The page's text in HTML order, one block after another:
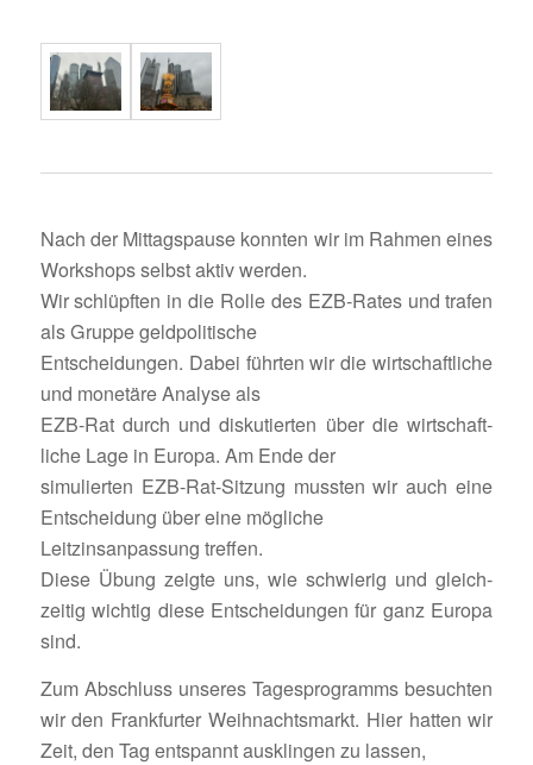
Nach der Mittags­pause konnten wir im Rahmen eines
Work­shops selbst aktiv werden.
Wir schlüpften in die Rolle des EZB-Rates und trafen
als Gruppe geldpolitische
Entschei­dungen. Dabei führten wir die wirt­schaft­liche
und mone­täre Analyse als
EZB-Rat durch und disku­tierten über die wirt­schaft­
liche Lage in Europa. Am Ende der
simu­lierten EZB-Rat-Sitzung mussten wir auch eine
Entschei­dung über eine mögliche
Leitz­ins­an­pas­sung treffen.
Diese Übung zeigte uns, wie schwierig und gleich­
zeitig wichtig diese Entschei­dungen für ganz Europa
sind.
Zum Abschluss unseres Tages­pro­gramms besuchten
wir den Frank­furter Weih­nachts­markt. Hier hatten wir
Zeit, den Tag entspannt ausklingen zu lassen,